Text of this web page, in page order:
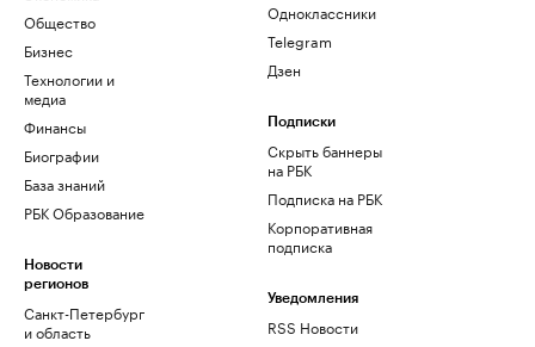
Общество
Бизнес
Технологии и
медиа
Финансы
Биографии
База знаний
РБК Образование
Новости
регионов
Санкт-Петербург
и область
Одноклассники
Telegram
Дзен
Подписки
Скрыть баннеры
на РБК
Подписка на РБК
Корпоративная
подписка
Уведомления
RSS Новости